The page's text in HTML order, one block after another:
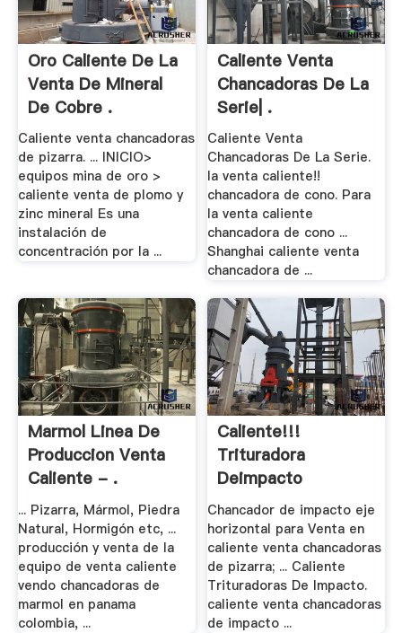
Oro Caliente De La
Venta De Mineral
De Cobre .
Caliente venta chancadoras
de pizarra. ... INICIO>
equipos mina de oro >
caliente venta de plomo y
zinc mineral Es una
instalación de
concentración por la ...
Caliente Venta
Chancadoras De La
Serie| .
Caliente Venta
Chancadoras De La Serie.
la venta caliente!!
chancadora de cono. Para
la venta caliente
chancadora de cono ...
Shanghai caliente venta
chancadora de ...
Marmol Linea De
Produccion Venta
Caliente - .
... Pizarra, Mármol, Piedra
Natural, Hormigón etc, ...
producción y venta de la
equipo de venta caliente
vendo chancadoras de
marmol en panama
colombia, ...
Caliente!!!
Trituradora
Deimpacto
Chancador de impacto eje
horizontal para Venta en
caliente venta chancadoras
de pizarra; ... Caliente
Trituradoras De Impacto.
caliente venta chancadoras
de impacto ...